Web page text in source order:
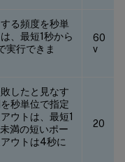
る頻度を秒単
、最短1秒から
実行できま
60
v
したと見なす
秒単位で指定
ウトは、最短1
満の短いポー
ウトは4秒に
20